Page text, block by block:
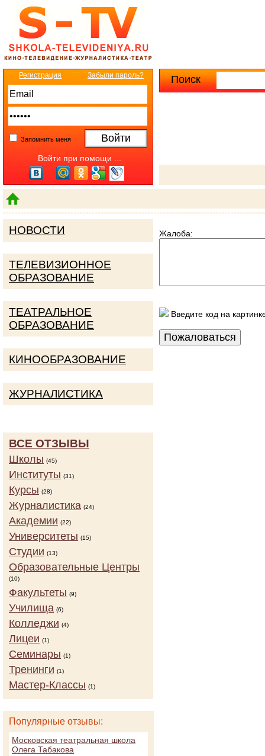
Поиск
Регистрация Забыли пароль?
Запомнить меня
Войти при помощи ...
Жалоба:
Введите код на
НОВОСТИ
ТЕЛЕВИЗИОННОЕ
ОБРАЗОВАНИЕ
ТЕАТРАЛЬНОЕ
ОБРАЗОВАНИЕ
КИНООБРАЗОВАНИЕ
ЖУРНАЛИСТИКА
ВСЕ ОТЗЫВЫ
Школы (45)
Институты (31)
Курсы (28)
Журналистика (24)
Академии (22)
Университеты (15)
Студии (13)
Образовательные Центры
(10)
Факультеты (9)
Училища (6)
Колледжи (4)
Лицеи (1)
Семинары (1)
Тренинги (1)
Мастер-Классы (1)
Популярные отзывы:
Московская театральная школа
Олега Табакова